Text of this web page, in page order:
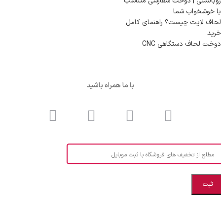
با خوشخواب شما
لحاف لایت چیست؟ راهنمای کامل
خرید
دوخت لحاف دستگاهی CNC
با ما همراه باشید
مطلع از تخفیف های فروشگاه با ثبت موبایل